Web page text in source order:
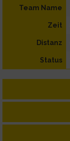
Team Name
Zeit
Distanz
Status